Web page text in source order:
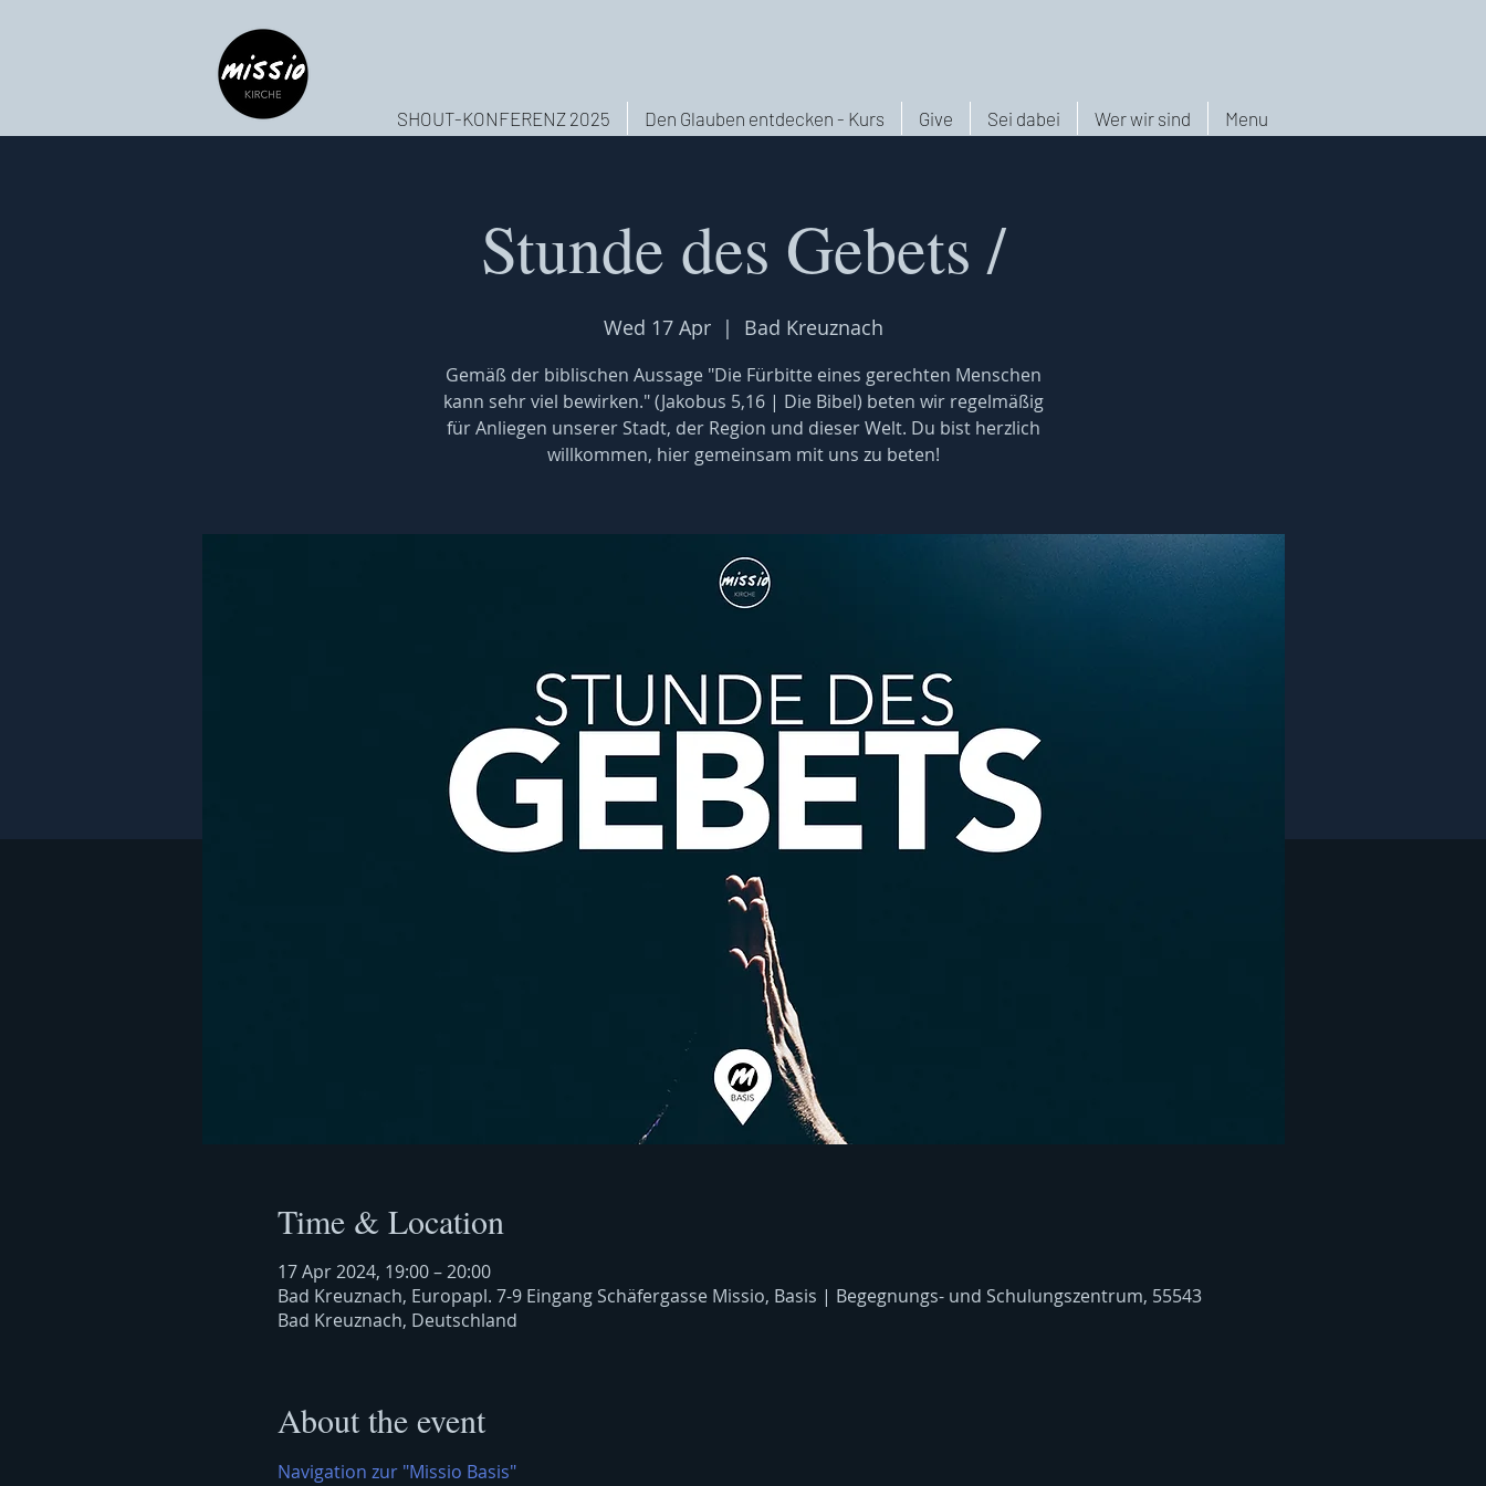
Menu
Wer wir sind
Sei dabei
Give
Den Glauben entdecken - Kurs
SHOUT-KONFERENZ 2025
Stunde des Gebets /
Wed 17 Apr
  |
Bad Kreuznach
Gemäß der biblischen Aussage "Die Fürbitte eines gerechten Menschen
kann sehr viel bewirken." (Jakobus 5,16 | Die Bibel) beten wir regelmäßig
für Anliegen unserer Stadt, der Region und dieser Welt. Du bist herzlich
willkommen, hier gemeinsam mit uns zu beten!
Time & Location
17 Apr 2024, 19:00 – 20:00
Bad Kreuznach, Europapl. 7-9 Eingang Schäfergasse Missio, Basis | Begegnungs- und Schulungszentrum, 55543
Bad Kreuznach, Deutschland
About the event
Navigation zur "Missio Basis"